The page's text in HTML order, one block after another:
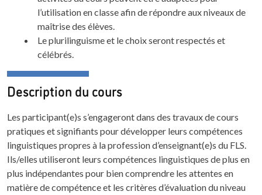
l’utilisation en classe afin de répondre aux niveaux de
maîtrise des élèves.
Le plurilinguisme et le choix seront respectés et
célébrés.
Description du cours
Les participant(e)s s’engageront dans des travaux de cours
pratiques et signifiants pour développer leurs compétences
linguistiques propres à la profession d’enseignant(e)s du FLS.
Ils/elles utiliseront leurs compétences linguistiques de plus en
plus indépendantes pour bien comprendre les attentes en
matière de compétence et les critères d’évaluation du niveau